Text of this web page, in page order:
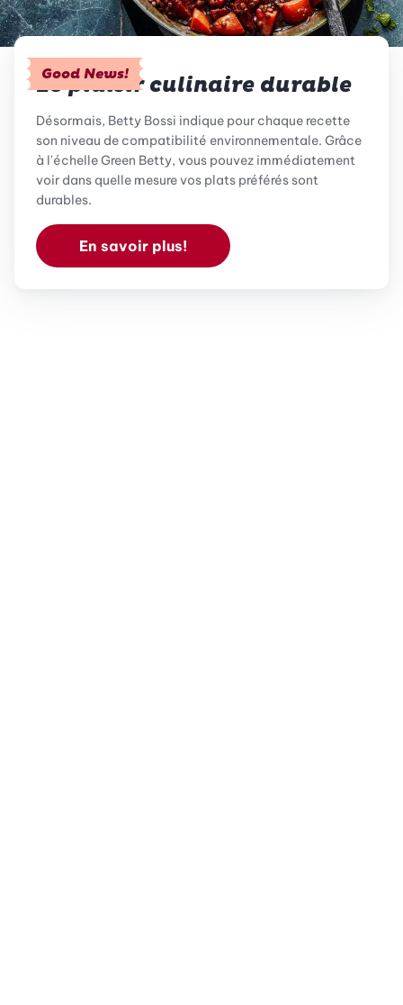
Good News!
Le plaisir culinaire durable
Désormais, Betty Bossi indique pour chaque recette
son niveau de compatibilité environnementale. Grâce
à l'échelle Green Betty, vous pouvez immédiatement
voir dans quelle mesure vos plats préférés sont
durables.
En savoir plus!